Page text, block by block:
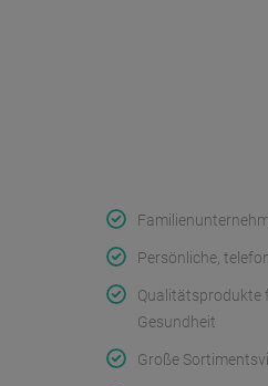
Persönliche,
Qualitätsprodukte
Gesundheit
Große